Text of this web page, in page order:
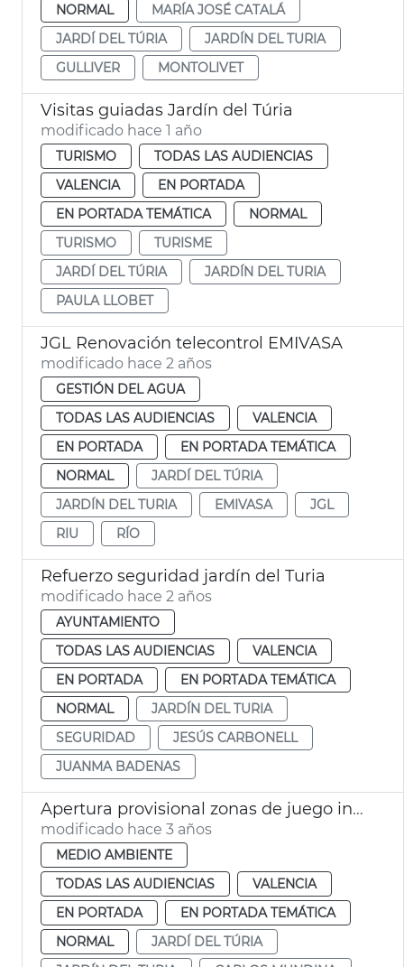
NORMAL
MARÍA JOSÉ CATALÁ
JARDÍ DEL TÚRIA
JARDÍN DEL TURIA
GULLIVER
MONTOLIVET
Visitas guiadas Jardín del Túria
modificado hace 1 año
TURISMO
TODAS LAS AUDIENCIAS
VALENCIA
EN PORTADA
EN PORTADA TEMÁTICA
NORMAL
TURISMO
TURISME
JARDÍ DEL TÚRIA
JARDÍN DEL TURIA
PAULA LLOBET
JGL Renovación telecontrol EMIVASA
modificado hace 2 años
GESTIÓN DEL AGUA
TODAS LAS AUDIENCIAS
VALENCIA
EN PORTADA
EN PORTADA TEMÁTICA
NORMAL
JARDÍ DEL TÚRIA
JARDÍN DEL TURIA
EMIVASA
JGL
RIU
RÍO
Refuerzo seguridad jardín del Turia
modificado hace 2 años
AYUNTAMIENTO
TODAS LAS AUDIENCIAS
VALENCIA
EN PORTADA
EN PORTADA TEMÁTICA
NORMAL
JARDÍN DEL TURIA
SEGURIDAD
JESÚS CARBONELL
JUANMA BADENAS
Apertura provisional zonas de juego infantil
modificado hace 3 años
MEDIO AMBIENTE
TODAS LAS AUDIENCIAS
VALENCIA
EN PORTADA
EN PORTADA TEMÁTICA
NORMAL
JARDÍ DEL TÚRIA